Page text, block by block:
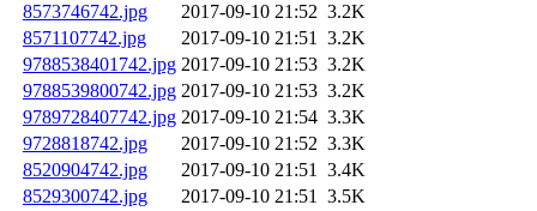
8573746742.jpg
2017-09-10 21:52 3.2K
8571107742.jpg
2017-09-10 21:51 3.2K
9788538401742.jpg 2017-09-10 21:53 3.2K
9788539800742.jpg 2017-09-10 21:53 3.2K
9789728407742.jpg 2017-09-10 21:54 3.3K
9728818742.jpg
2017-09-10 21:52 3.3K
8520904742.jpg
2017-09-10 21:51 3.4K
8529300742.jpg
2017-09-10 21:51 3.5K